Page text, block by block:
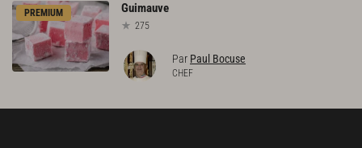
PREMIUM Guimauve
275
Par Paul Bocuse
CHEF